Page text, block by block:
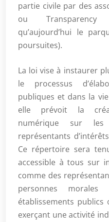
partie civile par des
ou Transparency
qu’aujourd’hui le
poursuites).
La loi vise à instaurer
le processus
publiques et dans la
elle prévoit la
numérique sur
représentants
Ce répertoire sera
accessible à tous sur
comme des
personnes
établissements
exerçant une activité